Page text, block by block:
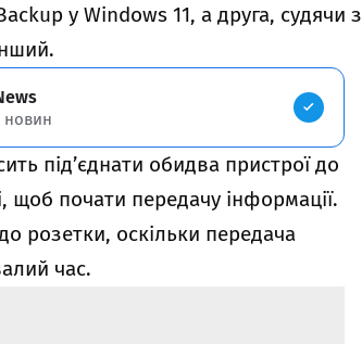
у Windows 11, а друга, судячи з
новин
під’єднати обидва пристрої до
щоб почати передачу інформації.
розетки, оскільки передача
час.